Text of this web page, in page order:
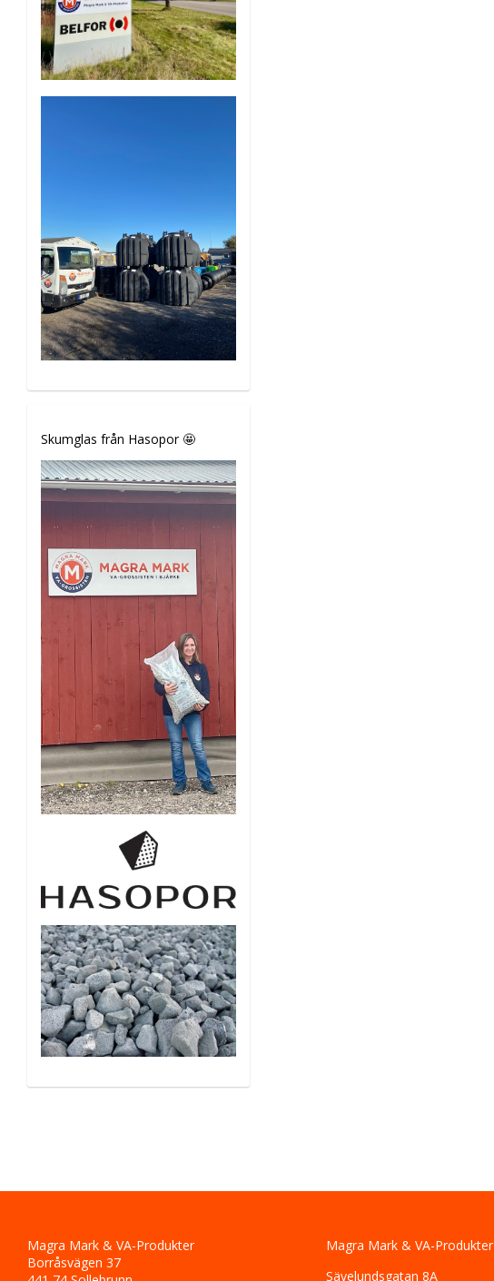
Skumglas från Hasopor 🤩
Magra Mark & VA-Produkter
Borråsvägen 37
Magra Mark & VA-Produkter
Sävelundsgatan 8A